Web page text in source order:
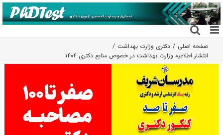
رفتن
به
محتوا
صفحه اصلی
دکتری وزارت بهداشت
انتشار اطلاعیه وزارت بهداشت در خصوص منابع دکتری ۱۴۰۴